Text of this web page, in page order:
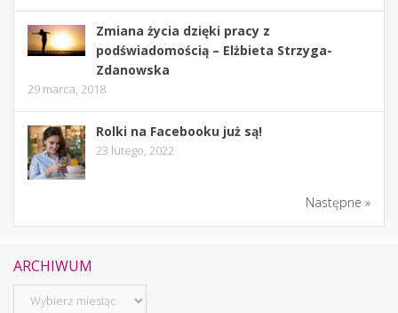
Zmiana życia dzięki pracy z
podświadomością – Elżbieta Strzyga-
Zdanowska
29 marca, 2018
Rolki na Facebooku już są!
23 lutego, 2022
Następne »
ARCHIWUM
Archiwum